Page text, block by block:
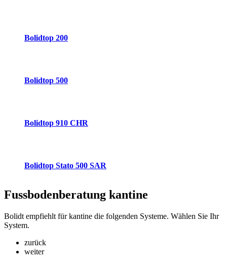
Bolidtop 200
Bolidtop 500
Bolidtop 910 CHR
Bolidtop Stato 500 SAR
Fussbodenberatung kantine
Bolidt empfiehlt für kantine die folgenden Systeme. Wählen Sie Ihr
System.
zurück
weiter